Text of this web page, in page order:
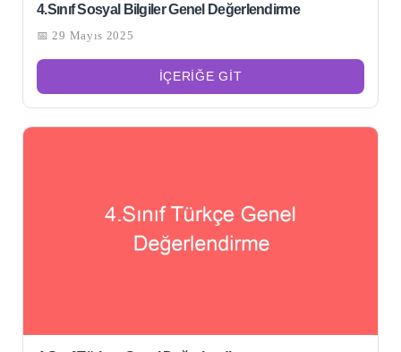
kelime
4.Sınıf Sosyal Bilgiler Genel Değerlendirme
📅 29 Mayıs 2025
İÇERIĞE GIT